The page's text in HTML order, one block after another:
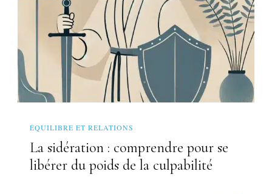
ÉQUILIBRE ET RELATIONS
La sidération : comprendre pour se
libérer du poids de la culpabilité